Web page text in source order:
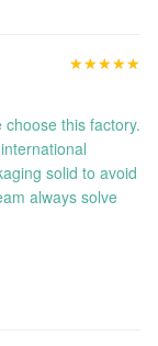
★★★★★
★★★★★
this factory.
solid to avoid
always solve